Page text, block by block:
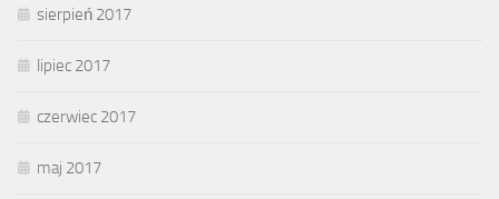
sierpień 2017
lipiec 2017
czerwiec 2017
maj 2017